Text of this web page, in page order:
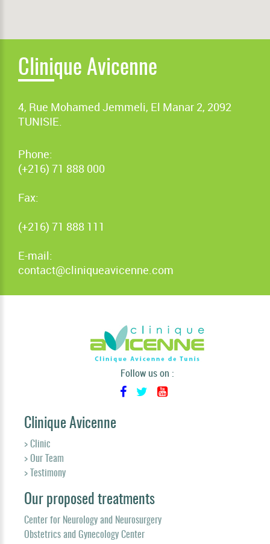
Clinique Avicenne
4, Rue Mohamed Jemmeli, El Manar 2, 2092
TUNISIE.
Phone:
(+216) 71 888 000
Fax:
(+216) 71 888 111
E-mail:
contact@cliniqueavicenne.com
Follow us on :
Clinique Avicenne
> Clinic
> Our Team
> Testimony
Our proposed treatments
Center for Neurology and Neurosurgery
Obstetrics and Gynecology Center